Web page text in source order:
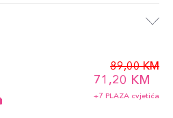
89,00 KM
71,20 KM
+7 PLAZA cvjetića